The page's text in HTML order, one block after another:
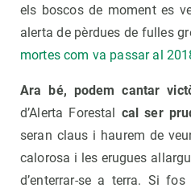
els boscos de moment es
alerta de pèrdues de fulles
mortes com va passar al
Ara bé, podem cantar
d’Alerta Forestal cal ser
seran claus i haurem de
calorosa i les erugues
d’enterrar-se a terra. Si